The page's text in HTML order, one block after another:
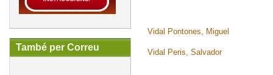
També per Correu
Vidal Pontones, Miguel
Vidal Peris, Salvador